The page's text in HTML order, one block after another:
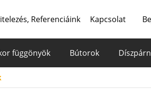
Referenciáink Kapcsolat
függönyök Bútorok